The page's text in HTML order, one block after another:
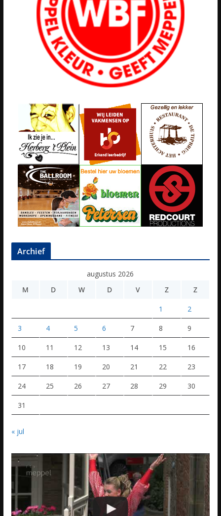
Archief
augustus 2026
M
D W D V Z Z
1 2
3 4 5 6 7 8 9
10 11 12 13 14 15 16
17 18 19 20 21 22 23
24 25 26 27 28 29 30
31
« jul